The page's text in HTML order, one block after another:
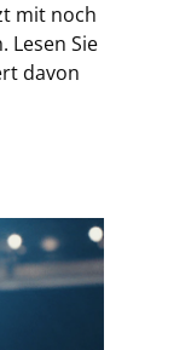
mit noch
Lesen Sie
davon